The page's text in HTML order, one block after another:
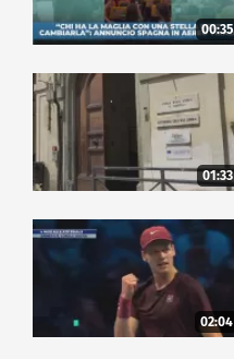
00:35
01:33
02:04